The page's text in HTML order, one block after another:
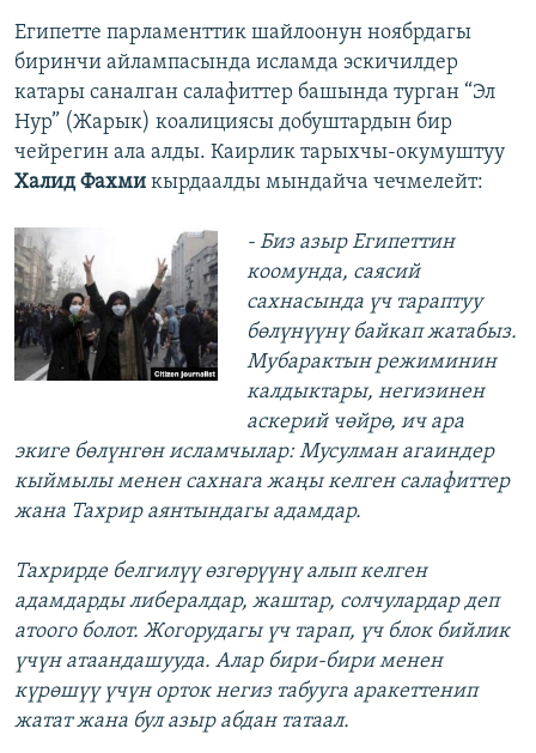
Египетте парламенттик шайлоонун ноябрдагы
биринчи айлампасында исламда эскичилдер
катары саналган салафиттер башында турган “Эл
Нур” (Жарык) коалициясы добуштардын бир
чейрегин ала алды. Каирлик тарыхчы-окумуштуу
Халид Фахми кырдаалды мындайча чечмелейт:
- Биз азыр Египеттин
коомунда, саясий
сахнасында үч тараптуу
бөлүнүүнү байкап жатабыз.
Мубарактын режиминин
калдыктары, негизинен
аскерий чөйрө, ич ара
экиге бөлүнгөн исламчылар: Мусулман агаиндер
кыймылы менен сахнага жаңы келген салафиттер
жана Тахрир аянтындагы адамдар.
Тахрирде белгилүү өзгөрүүнү алып келген
адамдарды либералдар, жаштар, солчулардар деп
атоого болот. Жогорудагы үч тарап, үч блок бийлик
үчүн атаандашууда. Алар бири-бири менен
күрөшүү үчүн орток негиз табууга аракеттенип
жатат жана бул азыр абдан татаал.